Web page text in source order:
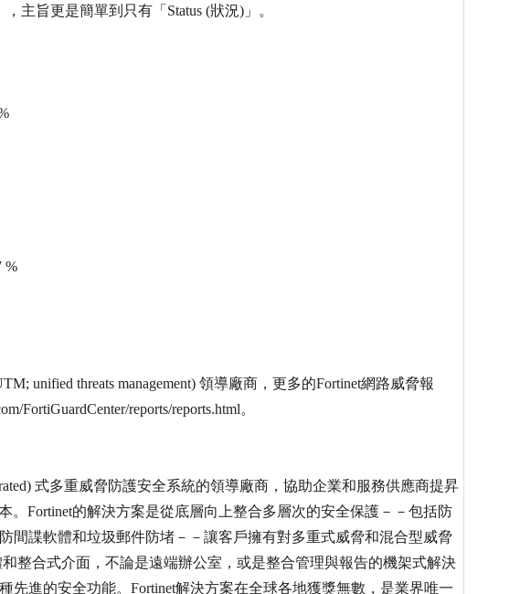
主旨更是簡單到只有「Status (狀況)」。
%
unified threats management) 領導廠商，更多的Fortinet網路威脅報
FortiGuardCenter/reports/reports.html。
式多重威脅防護安全系統的領導廠商，協助企業和服務供應商提昇
。Fortinet的解決方案是從底層向上整合多層次的安全保護－－包括防
間諜軟體和垃圾郵件防堵－－讓客戶擁有對多重式威脅和混合型威脅
整合式介面，不論是遠端辦公室，或是整合管理與報告的機架式解決
先進的安全功能。Fortinet解決方案在全球各地獲獎無數，是業界唯一